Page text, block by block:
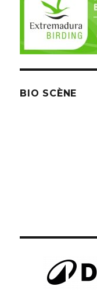
BIO SCÈNE